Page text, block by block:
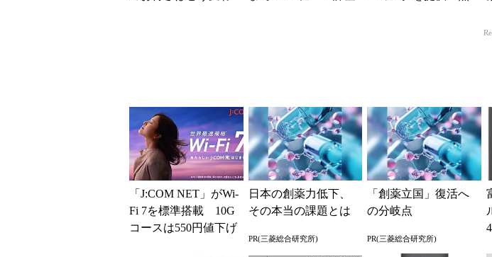
「J:COM NET」がWi-
Fi 7を標準搭載 10G
コースは550円値下げ
日本の創薬力低下、
その本当の課題とは
PR(三菱総合研究所)
「創薬立国」復活へ
の分岐点
PR(三菱総合研究所)